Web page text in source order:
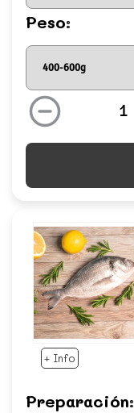
Peso:
+ Info
Preparación: